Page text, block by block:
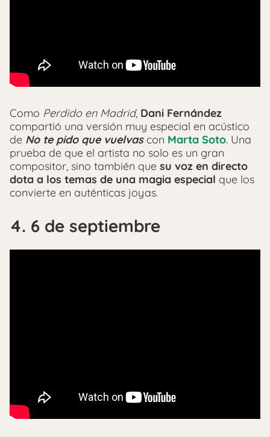
Como Perdido en Madrid, Dani Fernández
compartió una versión muy especial en acústico
de No te pido que vuelvas con Marta Soto. Una
prueba de que el artista no solo es un gran
compositor, sino también que su voz en directo
dota a los temas de una magia especial que los
convierte en auténticas joyas.
4. 6 de septiembre